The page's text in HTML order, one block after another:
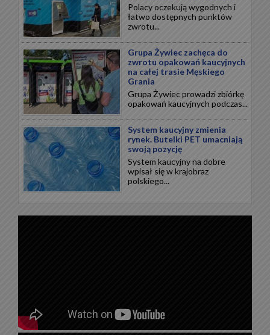
Polacy oczekują wygodnych i
łatwo dostępnych punktów
zwrotu...
Grupa Żywiec zachęca do
zwrotu opakowań kaucyjnych
na całej trasie Męskiego
Grania
Grupa Żywiec prowadzi zbiórkę
opakowań kaucyjnych podczas...
System kaucyjny zmienia
rynek. Butelki PET umacniają
swoją pozycję
System kaucyjny na dobre
wpisał się w krajobraz
polskiego...